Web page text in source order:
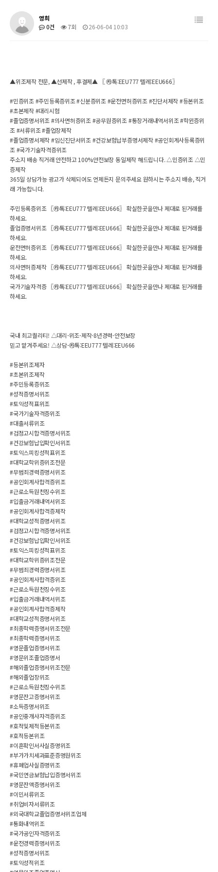
헤더설정
영희
0건
7회 26-06-04 10:03
▲위조제작 전문, ▲선제작 , 후결제▲ 〖 ㉸톡:EEU777 텔레:EEU666〗
#민증위조 #주민등록증위조 #신분증위조 #운전면허증위조 #진단서제작 #등본위조
#초본제작 #대리시험
#졸업증명서위조 #의사면허증위조 #공무원증위조 #통장거래내역서위조 #학윈증위
조 #서류위조 #졸업장제작
#졸업증명서제작 #임신진단서위조 #건강보험납부증명서제작 #공인회계사등록증위
조 #국가기술자격증위조
주소지 배송 직거래 안전하고 100%안전보장 동일제작 해드립니다. △민증위조 △민
증제작
365일 상담가능 광고가 삭제되어도 언제든지 문의주세요 원하시는 주소지 배송, 직거
래 가능합니다.
주민등록증위조 〖㉸톡:EEU777 텔레:EEU666〗 확실한곳을만나 제대로 된거래를
하세요.
졸업증명서위조 〖㉸톡:EEU777 텔레:EEU666〗 확실한곳을만나 제대로 된거래를
하세요.
운전면허증위조 〖㉸톡:EEU777 텔레:EEU666〗 확실한곳을만나 제대로 된거래를
하세요.
의사면허증제작 〖㉸톡:EEU777 텔레:EEU666〗 확실한곳을만나 제대로 된거래를
하세요.
국가기술자격증 〖㉸톡:EEU777 텔레:EEU666〗 확실한곳을만나 제대로 된거래를
하세요.
국내 최고퀄리티! △대리-위조-제작-8년경력-안전보장
믿고 맡겨주세요! △상담-㉸톡:EEU777 텔레:EEU666
#등본위조제자
#초본위조제작
#주민등록증위조
#성적증명서위조
#토익성적표위조
#국가기술자격증위조
#대출서류위조
#검정고시합격증명서위조
#건강보험납입확인서위조
#토익스피킹성적표위조
#대학교학위증위조전문
#무범죄경력증명서위조
#공인회계사합격증위조
#근로소득원천징수위조
#입출금거래내역서위조
#공인회계사합격증제작
#대학교성적증명서위조
#검정고시합격증명서위조
#건강보험납입확인서위조
#토익스피킹성적표위조
#대학교학위증위조전문
#무범죄경력증명서위조
#공인회계사합격증위조
#근로소득원천징수위조
#입출금거래내역서위조
#공인회계사합격증제작
#대학교성적증명서위조
#최종학력증명서위조전문
#최종학력증명서위조
#영문졸업증명서위조
#영문위조졸업증명서
#해외졸업증명서위조전문
#해외졸업장위조
#근로소득원천징수위조
#영문잔고증명서위조
#소득증명서위조
#공인중개사자격증위조
#호적및제적등본위조
#호적등본위조
#이혼확인서사실증명위조
#부가가치세과표준증명원위조
#휴폐업사실증명위조
#국민연금보험납입증명서위조
#영문잔액증명서위조
#이민서류위조
#취업비자서류위조
#외국대학교졸업증명서위조업체
#통화내역위조
#국가공인자격증위조
#운전경력증명서위조
#성적증명서위조
#토익성적위조